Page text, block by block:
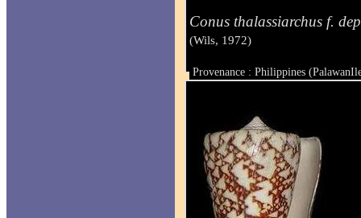
Conus thalassiarchus f.
(Wils, 1972)
Provenance : Philippines
Taille : 47.3 mm